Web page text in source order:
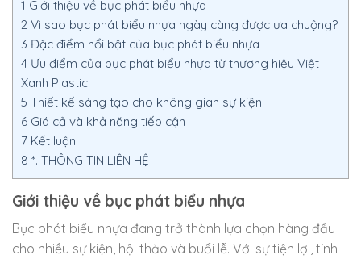
1 Giới thiệu về bục phát biểu nhựa
2 Vì sao bục phát biểu nhựa ngày càng được ưa chuộng?
3 Đặc điểm nổi bật của bục phát biểu nhựa
4 Ưu điểm của bục phát biểu nhựa từ thương hiệu Việt
Xanh Plastic
5 Thiết kế sáng tạo cho không gian sự kiện
6 Giá cả và khả năng tiếp cận
7 Kết luận
8 *. THÔNG TIN LIÊN HỆ
Giới thiệu về bục phát biểu nhựa
Bục phát biểu nhựa đang trở thành lựa chọn hàng đầu
cho nhiều sự kiện, hội thảo và buổi lễ. Với sự tiện lợi, tính